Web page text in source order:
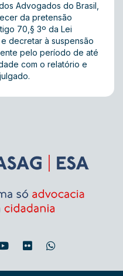
Advogados do Brasil,
da pretensão
70,§ 3º da Lei
decretar à suspensão
pelo período de até
com o relatório e